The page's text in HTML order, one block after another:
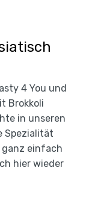
4 You und
Brokkoli
in unseren
Spezialität
ganz einfach
hier wieder